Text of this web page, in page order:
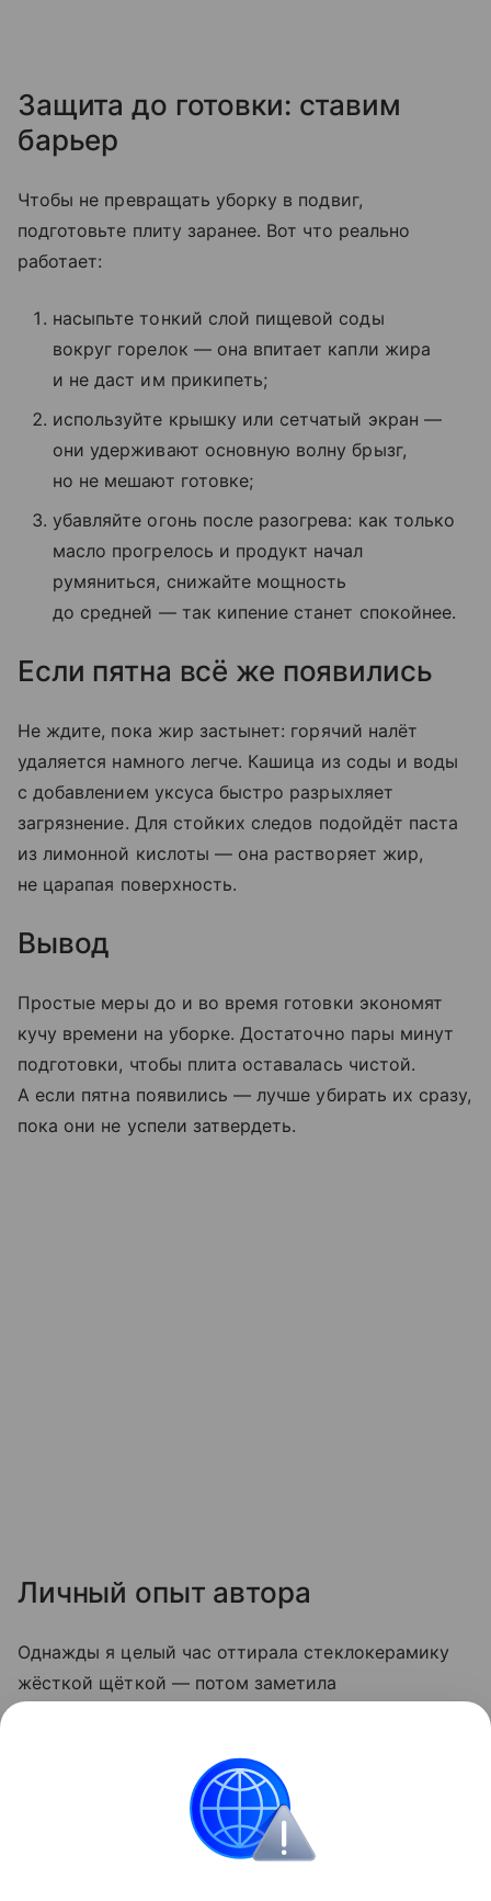
Защита до готовки: ставим
барьер
Чтобы не превращать уборку в подвиг,
подготовьте плиту заранее. Вот что реально
работает:
насыпьте тонкий слой пищевой соды
вокруг горелок — она впитает капли жира
и не даст им прикипеть;
используйте крышку или сетчатый экран —
они удерживают основную волну брызг,
но не мешают готовке;
убавляйте огонь после разогрева: как только
масло прогрелось и продукт начал
румяниться, снижайте мощность
до средней — так кипение станет спокойнее.
Если пятна всё же появились
Не ждите, пока жир застынет: горячий налёт
удаляется намного легче. Кашица из соды и воды
с добавлением уксуса быстро разрыхляет
загрязнение. Для стойких следов подойдёт паста
из лимонной кислоты — она растворяет жир,
не царапая поверхность.
Вывод
Простые меры до и во время готовки экономят
кучу времени на уборке. Достаточно пары минут
подготовки, чтобы плита оставалась чистой.
А если пятна появились — лучше убирать их сразу,
пока они не успели затвердеть.
Личный опыт автора
Однажды я целый час оттирала стеклокерамику
жёсткой щёткой — потом заметила
стороной губки и содой. Теперь плита выглядит
опрятно даже после самых «бурных» блюд.